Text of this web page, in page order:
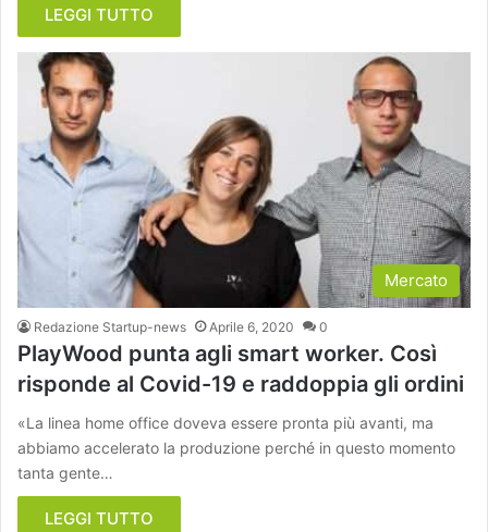
LEGGI TUTTO
Mercato
Redazione Startup-news Aprile 6, 2020 0
PlayWood punta agli smart worker. Così
risponde al Covid-19 e raddoppia gli ordini
«La linea home office doveva essere pronta più avanti, ma
abbiamo accelerato la produzione perché in questo momento
tanta gente…
LEGGI TUTTO